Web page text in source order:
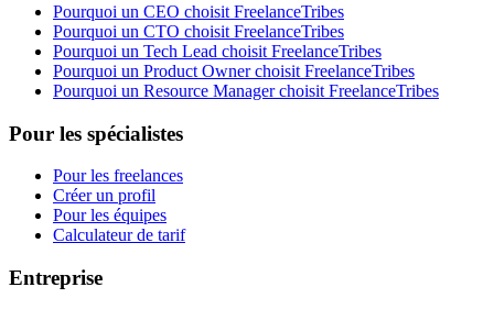
Pourquoi un CEO choisit FreelanceTribes
Pourquoi un CTO choisit FreelanceTribes
Pourquoi un Tech Lead choisit FreelanceTribes
Pourquoi un Product Owner choisit FreelanceTribes
Pourquoi un Resource Manager choisit FreelanceTribes
Pour les spécialistes
Pour les freelances
Créer un profil
Pour les équipes
Calculateur de tarif
Entreprise